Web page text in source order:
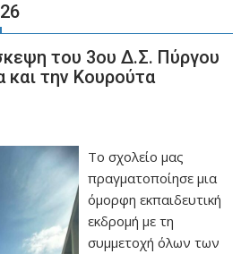
του 3ου Δ.Σ. Πύργου
και την Κουρούτα
Το σχολείο μας
πραγματοποίησε μια
όμορφη εκπαιδευτική
εκδρομή με τη
συμμετοχή όλων των